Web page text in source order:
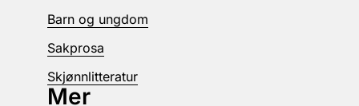
Barn og ungdom
Sakprosa
Skjønnlitteratur
Mer